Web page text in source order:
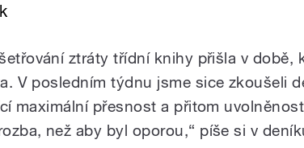
ztráty třídní knihy přišla v době,
V posledním týdnu jsme sice zkoušeli
maximální přesnost a přitom
než aby byl oporou,“ píše si v